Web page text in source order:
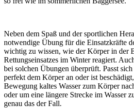
Neben dem Spaß und der sportlichen
notwendige Übung für die Einsatzkräfte
wichtig zu wissen, wie der Körper in der
Rettungseinsatzes im Winter reagiert.
bei solchen Übungen überprüft. Passt
perfekt dem Körper an oder ist
Bewegung kaltes Wasser zum Körper
oder um eine längere Strecke im Wasser
genau das der Fall.